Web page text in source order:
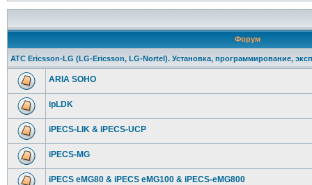
Форум
АТС Ericsson-LG (LG-Ericsson, LG-Nortel). Установка, программирование,
ARIA SOHO
ipLDK
iPECS-LIK & iPECS-UCP
iPECS-MG
iPECS eMG80 & iPECS eMG100 & iPECS-eMG800